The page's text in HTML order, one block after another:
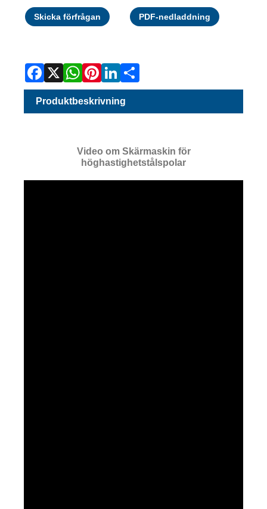
Skicka förfrågan PDF-nedladdning
Produktbeskrivning
Video om Skärmaskin för
höghastighetstålspolar